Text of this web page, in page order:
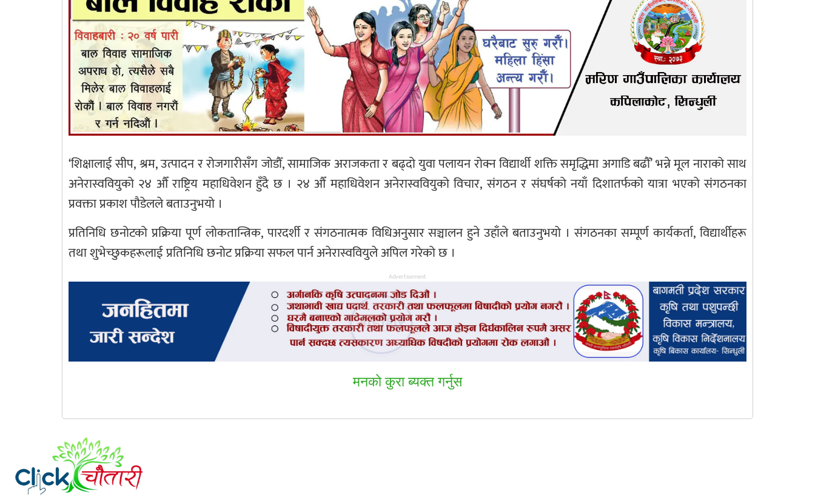
‘शिक्षालाई सीप, श्रम, उत्पादन र रोजगारीसँग जोडौँ, सामाजिक अराजकता र बढ्दो युवा पलायन रोक्न विद्यार्थी शक्ति समृद्धिमा अगाडि बढौँ’ भन्ने मूल नाराको साथ
अनेरास्ववियुको २४ औँ राष्ट्रिय महाधिवेशन हुँदै छ । २४ औँ महाधिवेशन अनेरास्ववियुको विचार, संगठन र संघर्षको नयाँ दिशातर्फको यात्रा भएको संगठनका
प्रवक्ता प्रकाश पौडेलले बताउनुभयो ।
प्रतिनिधि छनोटको प्रक्रिया पूर्ण लोकतान्त्रिक, पारदर्शी र संगठनात्मक विधिअनुसार सञ्चालन हुने उहाँले बताउनुभयो । संगठनका सम्पूर्ण कार्यकर्ता, विद्यार्थीहरू
तथा शुभेच्छुकहरूलाई प्रतिनिधि छनोट प्रक्रिया सफल पार्न अनेरास्ववियुले अपिल गरेको छ ।
Advertisement
मनकाे कुरा ब्यक्त गर्नुस